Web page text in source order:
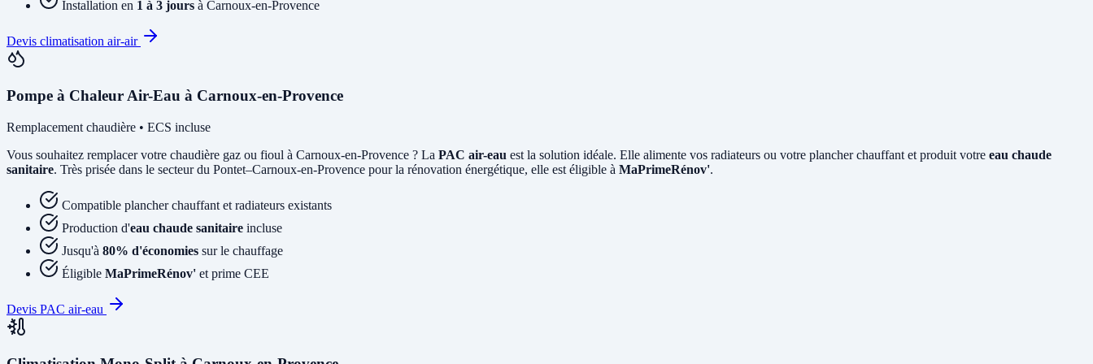
Installation en 1 à 3 jours à Carnoux-en-Provence
Devis climatisation air-air
Pompe à Chaleur Air-Eau à Carnoux-en-Provence
Remplacement chaudière • ECS incluse
Vous souhaitez remplacer votre chaudière gaz ou fioul à Carnoux-en-Provence ? La PAC air-eau est la solution idéale. Elle alimente vos radiateurs ou votre plancher chauffant et produit votre eau chaude
sanitaire. Très prisée dans le secteur du Pontet–Carnoux-en-Provence pour la rénovation énergétique, elle est éligible à MaPrimeRénov'.
Compatible plancher chauffant et radiateurs existants
Production d'eau chaude sanitaire incluse
Jusqu'à 80% d'économies sur le chauffage
Éligible MaPrimeRénov' et prime CEE
Devis PAC air-eau